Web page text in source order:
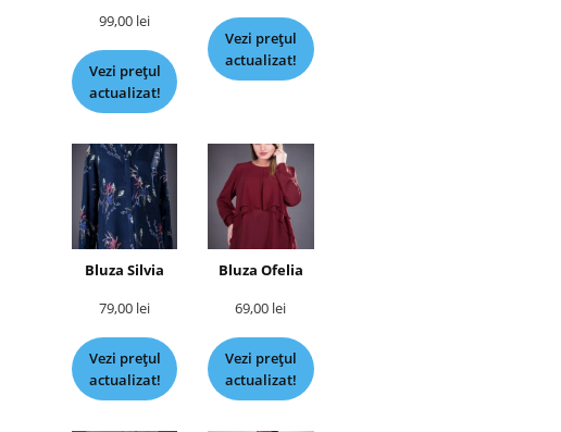
99,00 lei
Vezi prețul
actualizat!
Vezi prețul
actualizat!
Bluza Silvia
79,00 lei
Vezi prețul
actualizat!
Bluza Ofelia
69,00 lei
Vezi prețul
actualizat!